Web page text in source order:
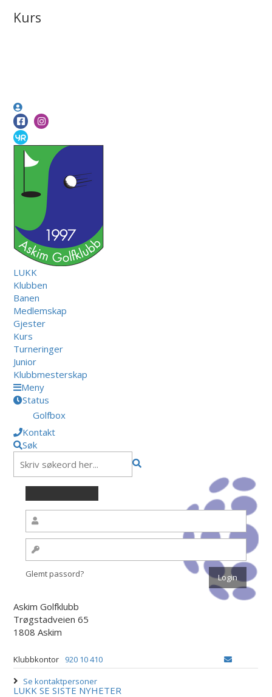
Kurs
LUKK
Klubben
Banen
Medlemskap
Gjester
Kurs
Turneringer
Junior
Klubbmesterskap
Meny
Status
Golfbox
Kontakt
Søk
Glemt passord?
Askim Golfklubb
Trøgstadveien 65
1808 Askim
Klubbkontor
920 10 410
Se kontaktpersoner
LUKK SE SISTE NYHETER